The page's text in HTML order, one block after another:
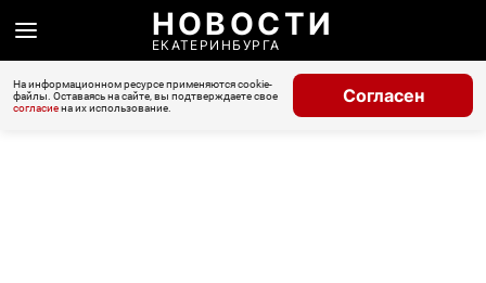
НОВОСТИ
ЕКАТЕРИНБУРГА
На информационном ресурсе применяются cookie-
файлы. Оставаясь на сайте, вы подтверждаете свое
согласиена их использование.
Согласен